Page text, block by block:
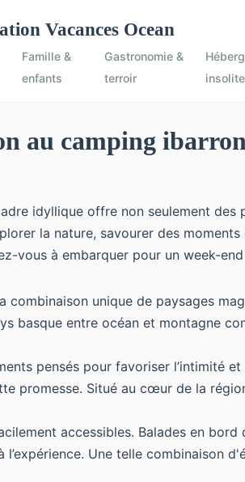
Vacances Ocean
Famille &
enfants
Gastronomie &
terroir
au camping ibarron
idyllique offre non seulement des
la nature, savourer des
vous à embarquer pour un week-
unique de paysages
basque entre océan et montagne
pensés pour favoriser l’intimité
promesse. Situé au cœur de la
accessibles. Balades en
Une telle combinaison